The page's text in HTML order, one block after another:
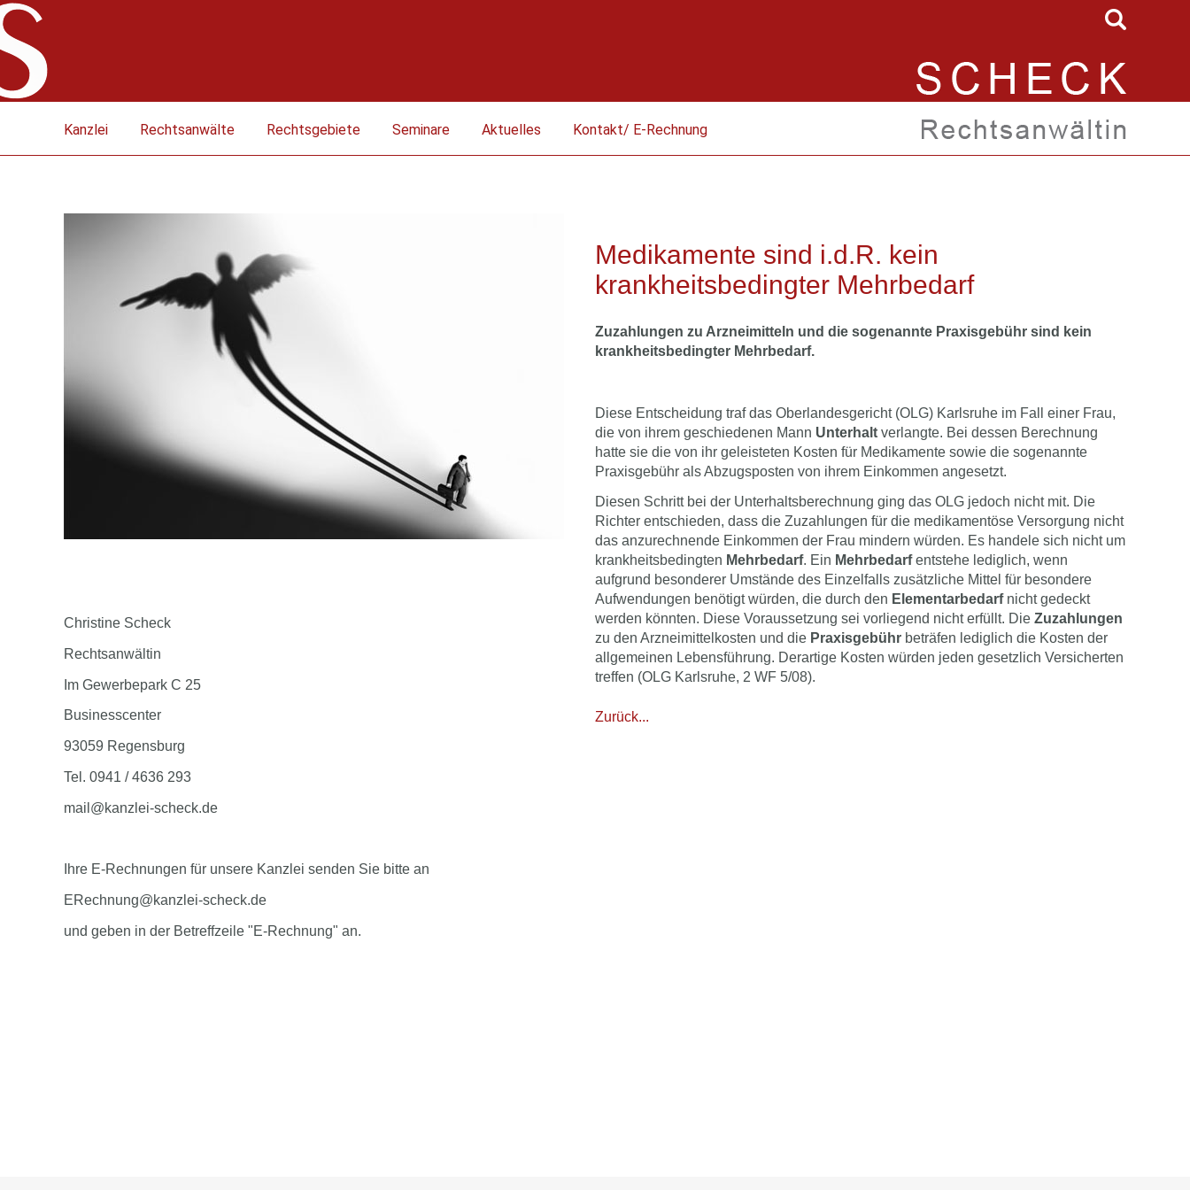
Kanzlei Rechtsanwälte Rechtsgebiete Seminare Aktuelles Kontakt/ E-Rechnung
Christine Scheck
Rechtsanwältin
Im Gewerbepark C 25
Businesscenter
93059 Regensburg
Tel. 0941 / 4636 293
mail@kanzlei-scheck.de
Ihre E-Rechnungen für unsere Kanzlei senden Sie bitte an
ERechnung@kanzlei-scheck.de
und geben in der Betreffzeile "E-Rechnung" an.
Medikamente sind i.d.R. kein
krankheitsbedingter Mehrbedarf
Zuzahlungen zu Arzneimitteln und die sogenannte Praxisgebühr sind kein
krankheitsbedingter Mehrbedarf.
Diese Entscheidung traf das Oberlandesgericht (OLG) Karlsruhe im Fall einer Frau,
die von ihrem geschiedenen Mann Unterhalt verlangte. Bei dessen Berechnung
hatte sie die von ihr geleisteten Kosten für Medikamente sowie die sogenannte
Praxisgebühr als Abzugsposten von ihrem Einkommen angesetzt.
Diesen Schritt bei der Unterhaltsberechnung ging das OLG jedoch nicht mit. Die
Richter entschieden, dass die Zuzahlungen für die medikamentöse Versorgung nicht
das anzurechnende Einkommen der Frau mindern würden. Es handele sich nicht um
krankheitsbedingten Mehrbedarf. Ein Mehrbedarfentstehe lediglich, wenn
aufgrund besonderer Umstände des Einzelfalls zusätzliche Mittel für besondere
Aufwendungen benötigt würden, die durch den Elementarbedarfnicht gedeckt
werden könnten. Diese Voraussetzung sei vorliegend nicht erfüllt. Die Zuzahlungen
zu den Arzneimittelkosten und die Praxisgebühr beträfen lediglich die Kosten der
allgemeinen Lebensführung. Derartige Kosten würden jeden gesetzlich Versicherten
treffen (OLG Karlsruhe, 2 WF 5/08).
Zurück...